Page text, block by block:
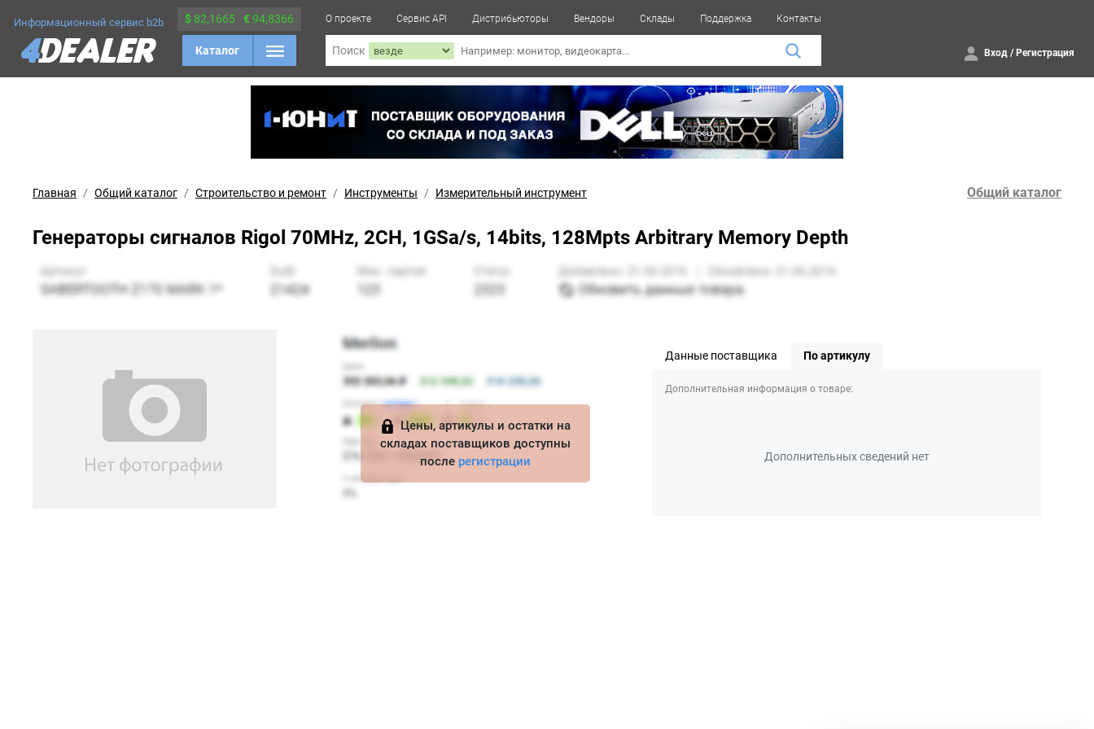
Информационный сервис b2b $ 82,1665 €94,8366
Каталог
О проекте Сервис API Дистрибьюторы Вендоры Склады Поддержка Контакты
Поиск Вход / Регистрация
Главная Общий каталог Строительство и ремонт Инструменты Измерительный инструмент Общий каталог
Генераторы сигналов Rigol 70MHz, 2CH, 1GSa/s, 14bits, 128Mpts Arbitrary Memory Depth
Цены, артикулы и остатки на
складах поставщиков доступны
после регистрации
Данные поставщика По артикулу
Дополнительная информация о товаре:
Дополнительных сведений нет